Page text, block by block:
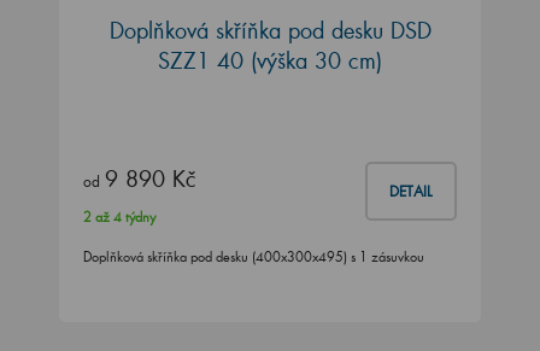
Doplňková skříňka pod desku DSD
SZZ1 40 (výška 30 cm)
od 9 890 Kč DETAIL
2 až 4 týdny
Doplňková skříňka pod desku (400x300x495) s 1 zásuvkou